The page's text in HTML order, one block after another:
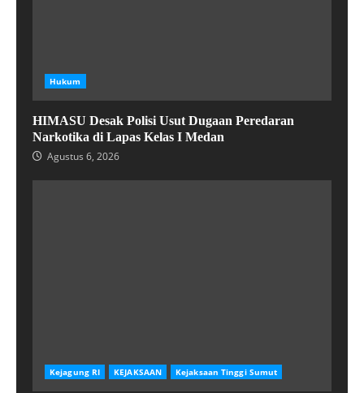
Hukum
HIMASU Desak Polisi Usut Dugaan Peredaran
Narkotika di Lapas Kelas I Medan
Agustus 6, 2026
Kejagung RI KEJAKSAAN Kejaksaan Tinggi Sumut